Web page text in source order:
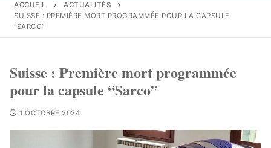
ACCUEIL
ACTUALITÉS
SUISSE : PREMIÈRE MORT PROGRAMMÉE POUR LA CAPSULE
“SARCO”
Suisse : Première mort programmée
pour la capsule “Sarco”
1 OCTOBRE 2024